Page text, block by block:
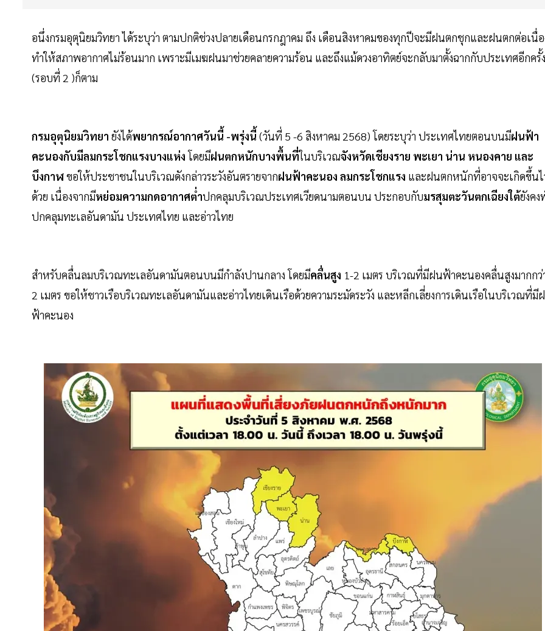
อนึ่งกรมอุตุนิยมวิทยา ได้ระบุว่า ตามปกติช่วงปลายเดือนกรกฎาคม ถึง เดือนสิงหาคมของทุกปีจะมีฝนตกชุกและฝนตกต่อเนื่
ทำให้สภาพอากาศไม่ร้อนมาก เพราะมีเมฆฝนมาช่วยคลายความร้อน และถึงแม้ดวงอาทิตย์จะกลับมาตั้งฉากกับประเทศอีกครั้ง
(รอบที่ 2 )ก็ตาม
กรมอุตุนิยมวิทยา ยังได้พยากรณ์อากาศวันนี้ -พรุ่งนี้ (วันที่ 5 -6 สิงหาคม 2568) โดยระบุว่า ประเทศไทยตอนบนมีฝนฟ้า
คะนองกับมีลมกระโชกแรงบางแห่งโดยมีฝนตกหนักบางพื้นที่ในบริเวณจังหวัดเชียงราย พะเยา น่าน หนองคาย และ
บึงกาฬขอให้ประชาชนในบริเวณดังกล่าวระวังอันตรายจากฝนฟ้าคะนอง ลมกระโชกแรง และฝนตกหนักที่อาจจะเกิดขึ้นไ
ด้วย เนื่องจากมีหย่อมความกดอากาศต่ำปกคลุมบริเวณประเทศเวียดนามตอนบน ประกอบกับมรสุมตะวันตกเฉียงใต้ยังค
ปกคลุมทะเลอันดามัน ประเทศไทย และอ่าวไทย
สำหรับคลื่นลมบริเวณทะเลอันดามันตอนบนมีกำลังปานกลาง โดยมีคลื่นสูง 1-2 เมตร บริเวณที่มีฝนฟ้าคะนองคลื่นสูงมากกว่
2 เมตร ขอให้ชาวเรือบริเวณทะเลอันดามันและอ่าวไทยเดินเรือด้วยความระมัดระวัง และหลีกเลี่ยงการเดินเรือในบริเวณที่มี
ฟ้าคะนอง